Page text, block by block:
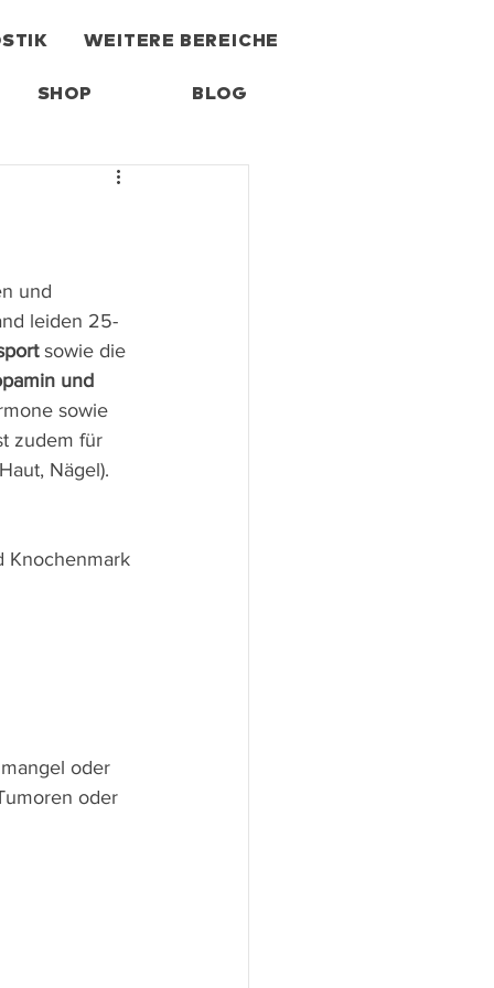
WEITERE BEREICHE
SHOP BLOG
und
leiden 25-
sowie die
und
sowie
zudem für
Nägel).
Knochenmark
oder
oder